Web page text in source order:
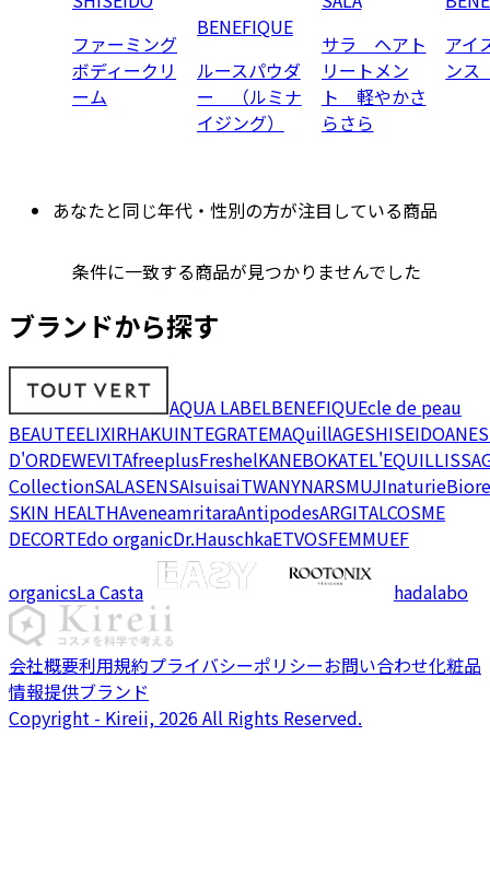
ファーミング
ボディークリ
ーム
BENEFIQUE
ルースパウダ
ー （ルミナ
イジング）
サラ ヘアト
リートメン
ト 軽やかさ
らさら
アイ
ン
あなたと同じ年代・性別の方が注目している商品
条件に一致する商品が見つかりませんでした
ブランドから探す
AQUA LABELBENEFIQUEcle de peau
BEAUTEELIXIRHAKUINTEGRATEMAQuillAGESHISEIDO
D'ORDEWEVITAfreeplusFreshelKANEBOKATEL'EQUIL
CollectionSALASENSAIsuisaiTWANYNARSMUJInaturieBiore
SKIN HEALTHAveneamritaraAntipodesARGITALCOSME
DECORTEdo organicDr.HauschkaETVOSFEMMUEF
organicsLa Casta hadalabo
会社概要利用規約プライバシーポリシーお問い合わせ化粧品
情報提供ブランド
Copyright - Kireii, 2026 All Rights Reserved.